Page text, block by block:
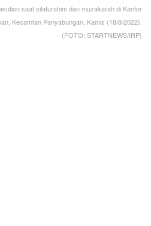
saat silaturahim dan muzakarah di Kantor
Kecamtan Panyabungan, Kamis (18/8/2022).
(FOTO: STARTNEWS/IRP)